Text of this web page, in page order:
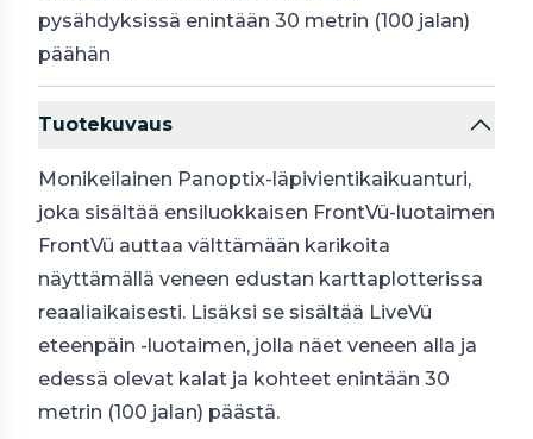
pysähdyksissä enintään 30 metrin (100 jalan)
päähän
Tuotekuvaus
Monikeilainen Panoptix-läpivientikaikuanturi,
joka sisältää ensiluokkaisen FrontVü-luotaimen
FrontVü auttaa välttämään karikoita
näyttämällä veneen edustan karttaplotterissa
reaaliaikaisesti. Lisäksi se sisältää LiveVü
eteenpäin -luotaimen, jolla näet veneen alla ja
edessä olevat kalat ja kohteet enintään 30
metrin (100 jalan) päästä.